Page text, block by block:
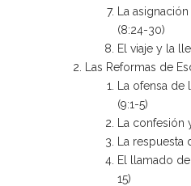
La
(8:24-30)
El viaje y la
Las Reformas de
La ofensa
(9:1-5)
La confesión
La
El llamado
15)